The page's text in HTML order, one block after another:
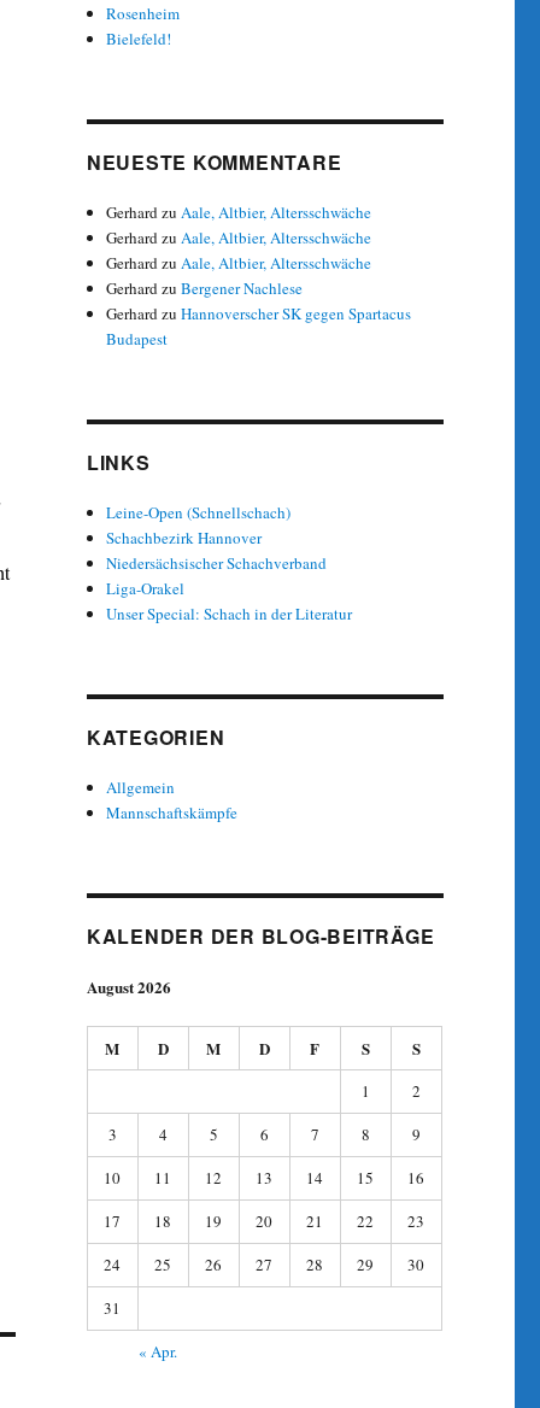
Rosenheim
Bielefeld!
NEUESTE KOMMENTARE
GerhardzuAale, Altbier, Altersschwäche
GerhardzuAale, Altbier, Altersschwäche
GerhardzuAale, Altbier, Altersschwäche
GerhardzuBergener Nachlese
GerhardzuHannoverscher SK gegen Spartacus
Budapest
LINKS
Leine-Open (Schnellschach)
Schachbezirk Hannover
Niedersächsischer Schachverband
Liga-Orakel
Unser Special: Schach in der Literatur
KATEGORIEN
Allgemein
Mannschaftskämpfe
KALENDER DER BLOG-BEITRÄGE
August 2026
M D M D F S S
1
2
3
4 5 6 7 8
9
10
11 12 13 14 15
16
17
18 19 20 21 22
23
24
25 26 27 28 29
30
31
« Apr.